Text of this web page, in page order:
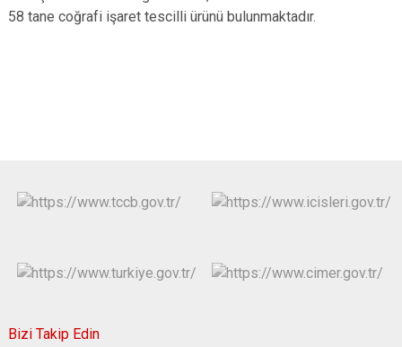
58 tane coğrafi işaret tescilli ürünü bulunmaktadır.
Bizi Takip Edin